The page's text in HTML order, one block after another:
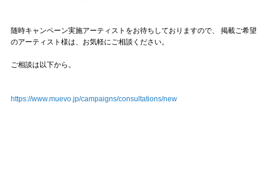
随時キャンペーン実施アーティストをお待ちしておりますので、 掲載ご希望
のアーティスト様は、お気軽にご相談ください。
ご相談は以下から。
https://www.muevo.jp/campaigns/consultations/new